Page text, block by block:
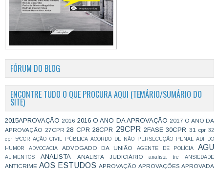
FÓRUM DO BLOG
ENCONTRE TUDO O QUE PROCURA AQUI (TEMÁRIO/SUMÁRIO DO
SITE)
2015APROVAÇÃO 2016 2016 O ANO DA APROVAÇÃO 2017 O ANO DA
APROVAÇÃO 27CPR 28 CPR 28CPR 29CPR 2FASE 30CPR 31 cpr 32
cpr
5ªCCR AÇÃO CIVIL PÚBLICA ACORDO DE NÃO PERSECUÇÃO PENAL
ADI DO
HUMOR
ADVOCACIA ADVOGADO DA UNIÃO AGENTE DE POLÍCIA AGU
ALIMENTOS ANALISTA ANALISTA JUDICIÁRIO analista tre ANSIEDADE
ANTICRIME AOS ESTUDOS APROVAÇÃO APROVAÇÕES APROVADA